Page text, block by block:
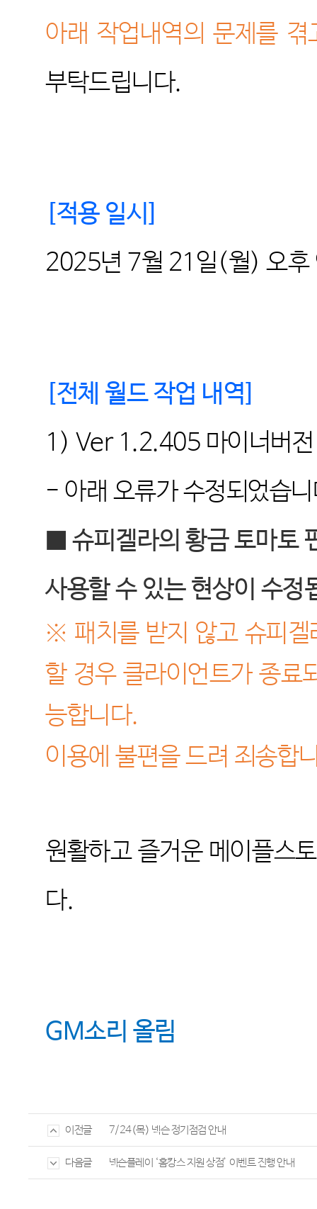
아래 작업내역의 문제를
부탁드립니다.
적용 일시
2025년 7월 21 일(월)오후
전체 월드 작업 내역
1) Ver 1.2.405 마이너버전
- 아래 오류가 수정되었습
■ 슈피겔라의 황금 토마토
사용할 수 있는 현상이 수정
※ 패치를 받지 않고 슈피
할 경우 클라이언트가 종료
능합니다.
이용에 불편을 드려 죄송합
원활하고 즐거운 메이플스
다.
GM소리 올림
이전글 7/24(목) 넥슨 정기점검 안내
다음글 넥슨플레이 ‘홈캉스 지원 상점’ 이벤트 진행 안내